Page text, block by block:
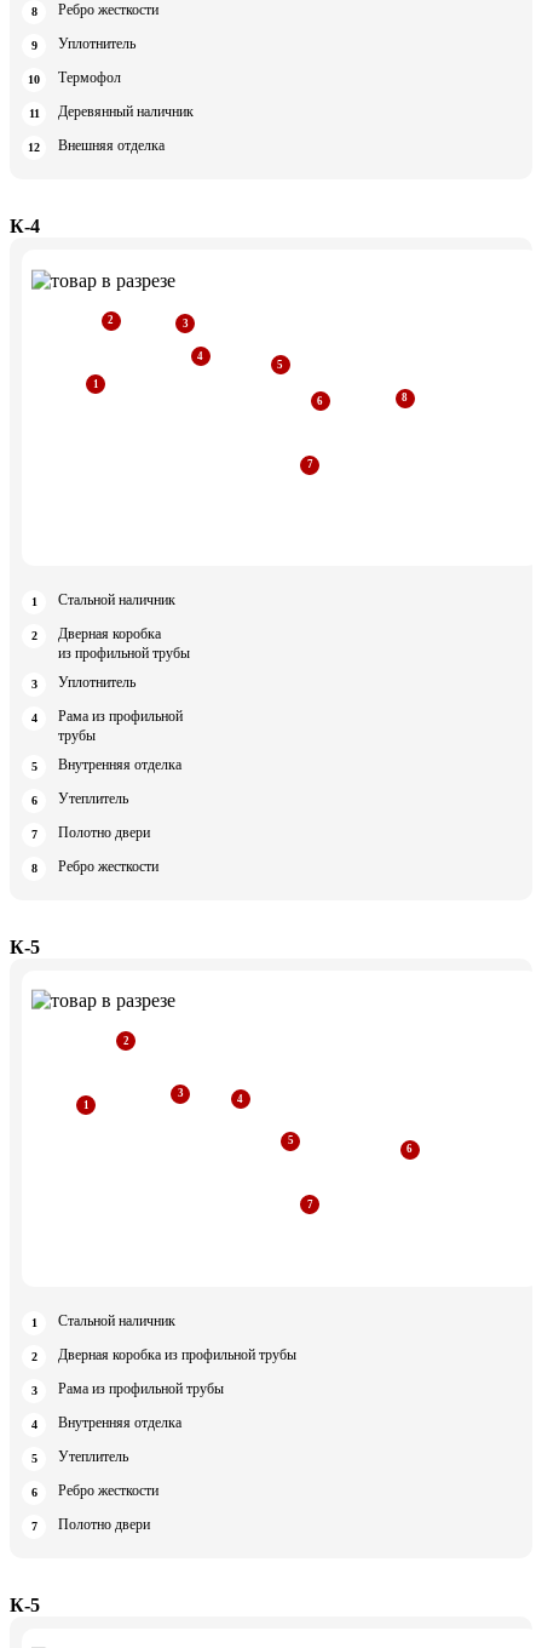
Ребро жесткости
Уплотнитель
Термофол
Деревянный наличник
Внешняя отделка
К-4
Стальной наличник
Дверная коробка
из профильной трубы
Уплотнитель
Рама из профильной
трубы
Внутренняя отделка
Утеплитель
Полотно двери
Ребро жесткости
К-5
Стальной наличник
Дверная коробка из профильной трубы
Рама из профильной трубы
Внутренняя отделка
Утеплитель
Ребро жесткости
Полотно двери
К-5